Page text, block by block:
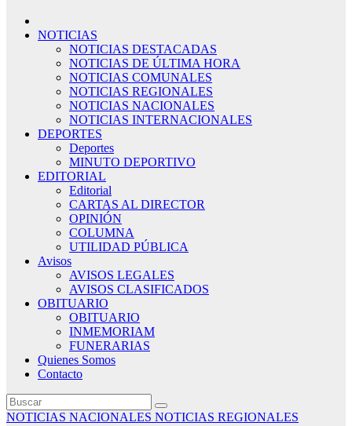
NOTICIAS
NOTICIAS DESTACADAS
NOTICIAS DE ÚLTIMA HORA
NOTICIAS COMUNALES
NOTICIAS REGIONALES
NOTICIAS NACIONALES
NOTICIAS INTERNACIONALES
DEPORTES
Deportes
MINUTO DEPORTIVO
EDITORIAL
Editorial
CARTAS AL DIRECTOR
OPINIÓN
COLUMNA
UTILIDAD PÚBLICA
Avisos
AVISOS LEGALES
AVISOS CLASIFICADOS
OBITUARIO
OBITUARIO
INMEMORIAM
FUNERARIAS
Quienes Somos
Contacto
NOTICIAS NACIONALES NOTICIAS REGIONALES